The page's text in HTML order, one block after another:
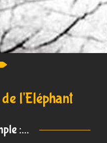
l'Eléphant
:...